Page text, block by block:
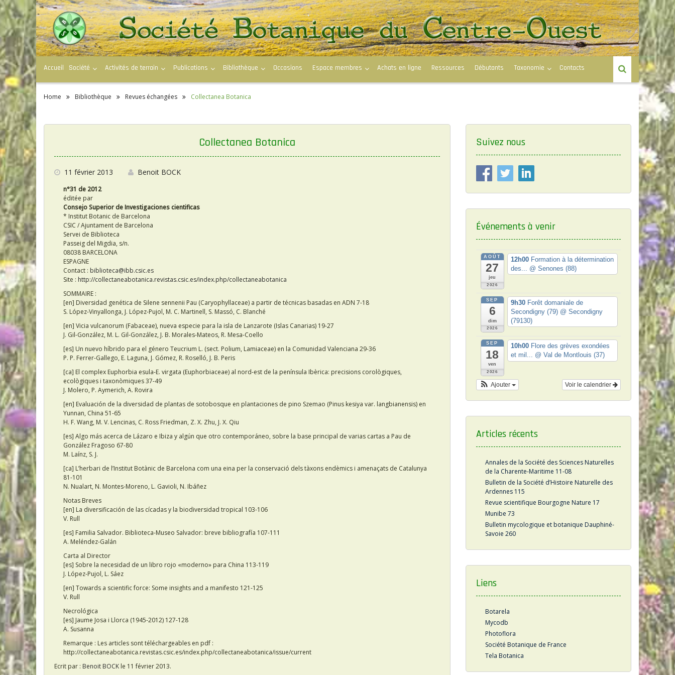
S
k
i
p
t
o
c
t
Accueil Société Activités de terrain Publications Bibliothèque Occasions Espace membres Achats en ligne Ressources Débutants Taxonomie Contacts
Home Bibliothèque Revues échangées Collectanea Botanica
Collectanea Botanica
11 février 2013 Benoit BOCK
n°31 de 2012
éditée par
Consejo Superior de Investigaciones cientificas
* Institut Botanic de Barcelona
CSIC / Ajuntament de Barcelona
Servei de Biblioteca
Passeig del Migdia, s/n.
08038 BARCELONA
ESPAGNE
Contact : biblioteca@ibb.csic.es
Site : http://collectaneabotanica.revistas.csic.es/index.php/collectaneabotanica
SOMMAIRE :
[en] Diversidad genética de Silene sennenii Pau (Caryophyllaceae) a partir de técnicas basadas en ADN 7-18
S. López-Vinyallonga, J. López-Pujol, M. C. Martinell, S. Massó, C. Blanché
[en] Vicia vulcanorum (Fabaceae), nueva especie para la isla de Lanzarote (Islas Canarias) 19-27
J. Gil-González, M. L. Gil-González, J. B. Morales-Mateos, R. Mesa-Coello
[es] Un nuevo híbrido para el género Teucrium L. (sect. Polium, Lamiaceae) en la Comunidad Valenciana 29-36
P. P. Ferrer-Gallego, E. Laguna, J. Gómez, R. Roselló, J. B. Peris
[ca] El complex Euphorbia esula-E. virgata (Euphorbiaceae) al nord-est de la península Ibèrica: precisions corològiques,
ecològiques i taxonòmiques 37-49
J. Molero, P. Aymerich, A. Rovira
[en] Evaluación de la diversidad de plantas de sotobosque en plantaciones de pino Szemao (Pinus kesiya var. langbianensis) en
Yunnan, China 51-65
H. F. Wang, M. V. Lencinas, C. Ross Friedman, Z. X. Zhu, J. X. Qiu
[es] Algo más acerca de Lázaro e Ibiza y algún que otro contemporáneo, sobre la base principal de varias cartas a Pau de
González Fragoso 67-80
M. Laínz, S. J.
[ca] L’herbari de l’Institut Botànic de Barcelona com una eina per la conservació dels tàxons endèmics i amenaçats de Catalunya
81-101
N. Nualart, N. Montes-Moreno, L. Gavioli, N. Ibáñez
Notas Breves
[en] La diversificación de las cícadas y la biodiversidad tropical 103-106
V. Rull
[es] Familia Salvador. Biblioteca-Museo Salvador: breve bibliografía 107-111
A. Meléndez-Galán
Carta al Director
[es] Sobre la necesidad de un libro rojo «moderno» para China 113-119
J. López-Pujol, L. Sáez
[en] Towards a scientific force: Some insights and a manifesto 121-125
V. Rull
Necrológica
[es] Jaume Josa i Llorca (1945-2012) 127-128
A. Susanna
Remarque : Les articles sont téléchargeables en pdf :
http://collectaneabotanica.revistas.csic.es/index.php/collectaneabotanica/issue/current
Ecrit par : Benoit BOCK le 11 février 2013.
Suivez nous
Événements à venir
AOÛT
27
jeu
2026
12h00 Formation à la détermination
des... @ Senones (88)
SEP
6
dim
2026
9h30 Forêt domaniale de
Secondigny (79) @ Secondigny
(79130)
SEP
18
ven
2026
10h00 Flore des grèves exondées
et mil... @ Val de Montlouis (37)
Voir le calendrier
Ajouter
Articles récents
Annales de la Société des Sciences Naturelles
de la Charente-Maritime 11-08
Bulletin de la Société d’Histoire Naturelle des
Ardennes 115
Revue scientifique Bourgogne Nature 17
Munibe 73
Bulletin mycologique et botanique Dauphiné-
Savoie 260
Liens
Botarela
Mycodb
Photoflora
Société Botanique de France
Tela Botanica